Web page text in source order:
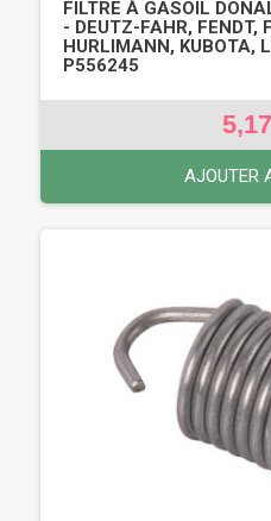
FILTRE À GASOIL
- DEUTZ-FAHR, FENDT,
HURLIMANN, KUBOTA,
P556245
AJOUTER